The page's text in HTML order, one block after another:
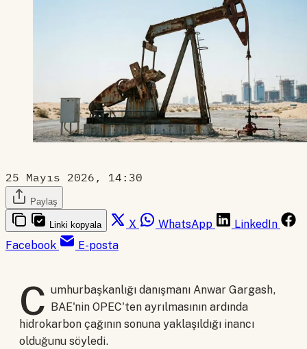
25 Mayıs 2026, 14:30
Paylaş
Linki kopyala X WhatsApp
LinkedIn
Facebook
E-posta
C umhurbaşkanlığı danışmanı Anwar Gargash,
BAE'nin OPEC'ten ayrılmasının ardında
hidrokarbon çağının sonuna yaklaşıldığı inancı
olduğunu söyledi.